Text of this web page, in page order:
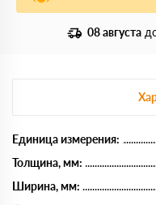
08 августа
Единица измерения:
Толщина, мм:
Ширина, мм: